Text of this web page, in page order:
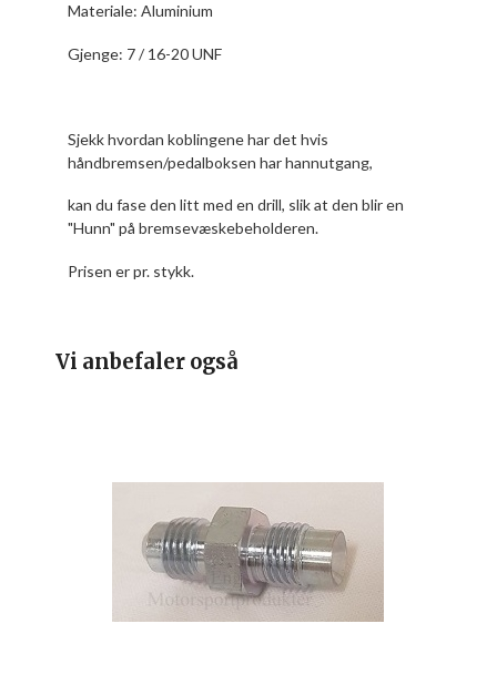
Materiale: Aluminium
Gjenge: 7 / 16-20 UNF
Sjekk hvordan koblingene har det hvis
håndbremsen/pedalboksen har hannutgang,
kan du fase den litt med en drill, slik at den blir en
"Hunn" på bremsevæskebeholderen.
Prisen er pr. stykk.
Vi anbefaler også